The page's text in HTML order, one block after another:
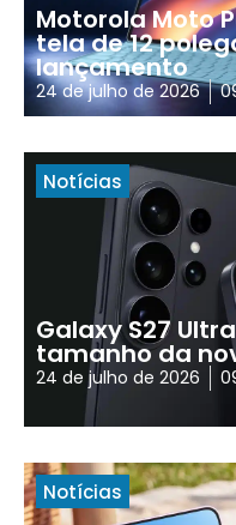
Motorola Moto
tela de 12
lançamento
24 de julho de 2026
Notícias
Galaxy S27
tamanho da
24 de julho de 2026
Notícias